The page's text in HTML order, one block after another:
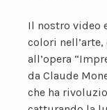
Il nostro video
colori
all’opera
da Claude
che ha